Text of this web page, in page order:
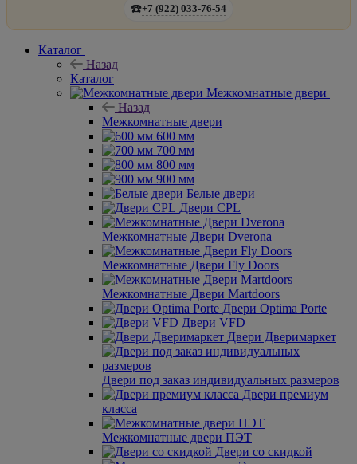
☎️+7 (922) 033-76-54
Каталог
Назад
Каталог
Межкомнатные двери
Назад
Межкомнатные двери
600 мм
700 мм
800 мм
900 мм
Белые двери
Двери CPL
Межкомнатные Двери Dverona
Межкомнатные Двери Fly Doors
Межкомнатные Двери Martdoors
Двери Optima Porte
Двери VFD
Двери Дверимаркет
Двери под заказ индивидуальных размеров
Двери премиум
класса
Межкомнатные двери ПЭТ
Двери со скидкой